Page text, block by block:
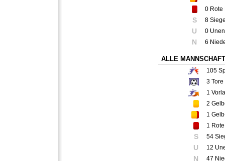
0 Rote
S 8
U 0
N 6
ALLE
105
3 Tore
1
2
1
1
S 54
U 12
N 47